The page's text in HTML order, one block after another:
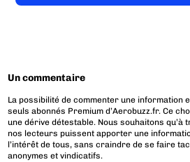
Un commentaire
La possibilité de commenter une information
seuls abonnés Premium d’Aerobuzz.fr. Ce
une dérive détestable. Nous souhaitons
nos lecteurs puissent apporter une
l’intérêt de tous, sans craindre de se faire
anonymes et vindicatifs.